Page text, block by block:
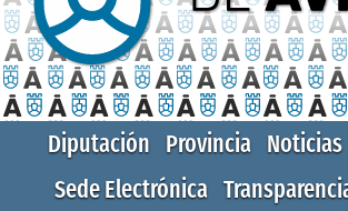
Diputación Provincia Noticias
Sede Electrónica